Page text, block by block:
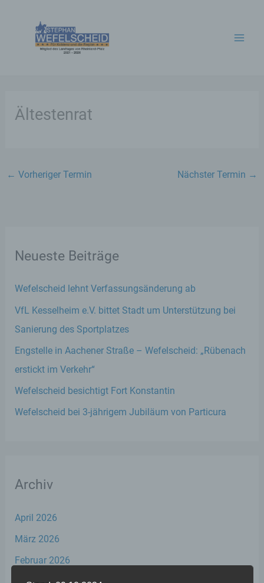
Ältestenrat
← Vorheriger Termin Nächster Termin →
Neueste Beiträge
Wefelscheid lehnt Verfassungsänderung ab
VfL Kesselheim e.V. bittet Stadt um Unterstützung bei
Sanierung des Sportplatzes
Engstelle in Aachener Straße – Wefelscheid: „Rübenach
erstickt im Verkehr“
Wefelscheid besichtigt Fort Konstantin
Wefelscheid bei 3-jährigem Jubiläum von Particura
Archiv
April 2026
März 2026
Februar 2026